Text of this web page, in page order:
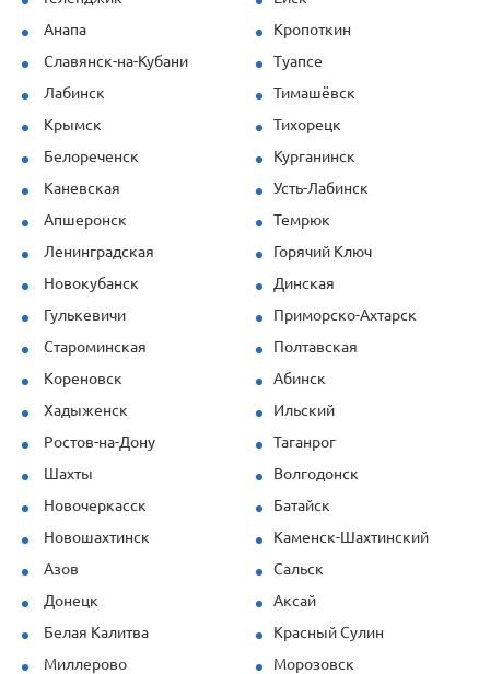
Анапа
Кропоткин
Славянск-на-Кубани
Туапсе
Лабинск
Тимашёвск
Крымск
Тихорецк
Белореченск
Курганинск
Каневская
Усть-Лабинск
Апшеронск
Темрюк
Ленинградская
Горячий Ключ
Новокубанск
Динская
Гулькевичи
Приморско-Ахтарск
Староминская
Полтавская
Кореновск
Абинск
Хадыженск
Ильский
Ростов-на-Дону
Таганрог
Шахты
Волгодонск
Новочеркасск
Батайск
Новошахтинск
Каменск-Шахтинский
Азов
Сальск
Донецк
Аксай
Белая Калитва
Красный Сулин
Миллерово
Морозовск